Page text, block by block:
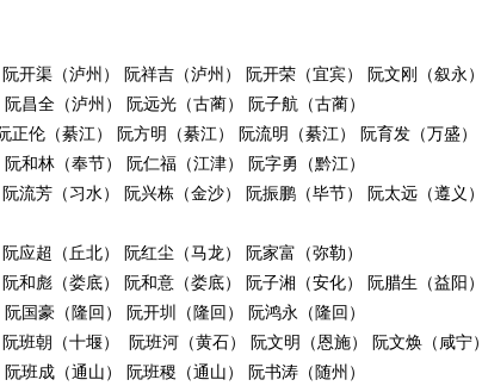
开渠（泸州） 阮祥吉（泸州） 阮开荣（宜宾） 阮文刚（叙永）
全（泸州） 阮远光（古蔺） 阮子航（古蔺）
伦（綦江） 阮方明（綦江） 阮流明（綦江） 阮育发（万盛）
林（奉节） 阮仁福（江津） 阮字勇（黔江）
流芳（习水） 阮兴栋（金沙） 阮振鹏（毕节） 阮太远（遵义）
应超（丘北） 阮红尘（马龙） 阮家富（弥勒）
和彪（娄底） 阮和意（娄底） 阮子湘（安化） 阮腊生（益阳）
豪（隆回） 阮开圳（隆回） 阮鸿永（隆回）
班朝（十堰） 阮班河（黄石） 阮文明（恩施） 阮文焕（咸宁）
成（通山） 阮班稷（通山） 阮书涛（随州）